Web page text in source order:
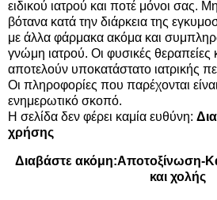
ειδικού ιατρού και ποτέ μόνοι σας.
βότανα κατά την διάρκεια της
με άλλα φάρμακα ακόμα και
γνώμη ιατρού. Οι φυσικές θεραπείες
αποτελούν υποκατάστατο ιατρικής
Οι πληροφορίες που παρέχονται
ενημερωτικό σκοπό.
Η σελίδα δεν φέρει καμία ευθύνη:
χρήσης
Διαβάστε ακόμη:Αποτοξίνωση-
και χολής